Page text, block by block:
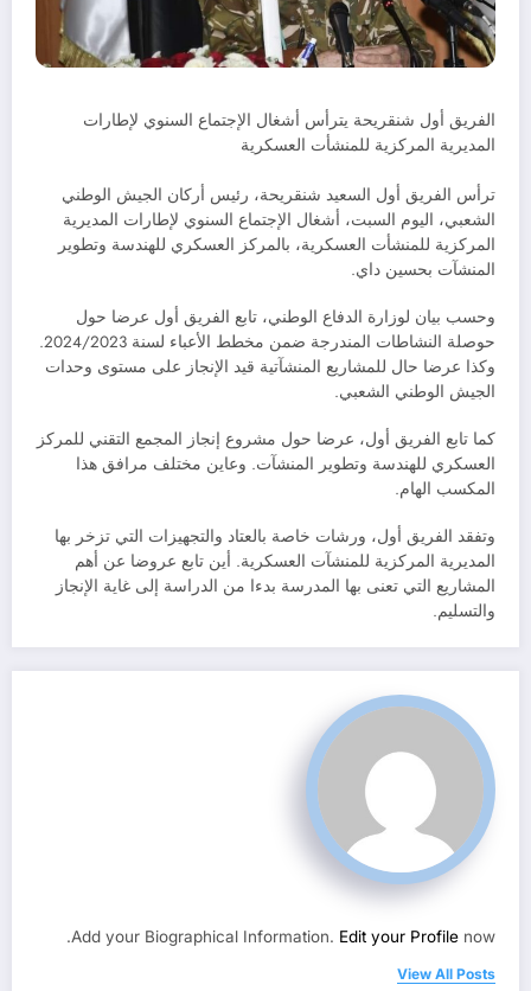
الفريق أول شنقريحة يترأس أشغال الإجتماع السنوي لإطارات
المديرية المركزية للمنشأت العسكرية
ترأس الفريق أول السعيد شنقريحة، رئيس أركان الجيش الوطني
الشعبي، اليوم السبت، أشغال الإجتماع السنوي لإطارات المديرية
المركزية للمنشأت العسكرية، بالمركز العسكري للهندسة وتطوير
المنشآت بحسين داي.
وحسب بيان لوزارة الدفاع الوطني، تابع الفريق أول عرضا حول
حوصلة النشاطات المندرجة ضمن مخطط الأعباء لسنة 2024/2023.
وكذا عرضا حال للمشاريع المنشآتية قيد الإنجاز على مستوى وحدات
الجيش الوطني الشعبي.
كما تابع الفريق أول، عرضا حول مشروع إنجاز المجمع التقني للمركز
العسكري للهندسة وتطوير المنشآت. وعاين مختلف مرافق هذا
المكسب الهام.
وتفقد الفريق أول، ورشات خاصة بالعتاد والتجهيزات التي تزخر بها
المديرية المركزية للمنشآت العسكرية. أين تابع عروضا عن أهم
المشاريع التي تعنى بها المدرسة بدءا من الدراسة إلى غاية الإنجاز
والتسليم.
Add your Biographical Information. Edit your Profile now.
View All Posts